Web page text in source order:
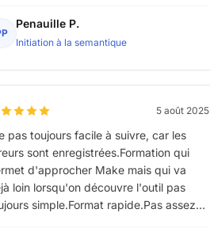
même mieux finalement qu'une
formation que j'ai faite et qui est
Penauille P.
Initiation à la semantique
5 août 2025
pas toujours facile à suivre, car les
sont enregistrées.Formation qui
d'approcher Make mais qui va
loin lorsqu'on découvre l'outil pas
simple.Format rapide.Pas assez